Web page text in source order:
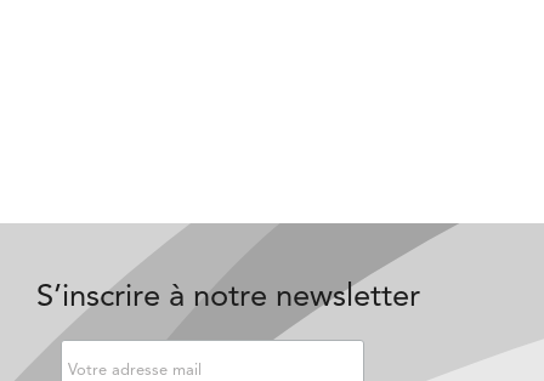
S’inscrire à notre newsletter